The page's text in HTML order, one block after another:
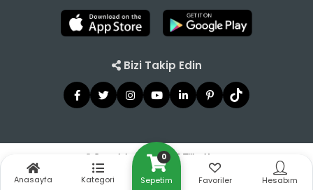
0
Sepetim
Anasayfa Kategori Favoriler Hesabım
Bizi Takip Edin
© Copyright 2021 - 2026 Tilbe Home